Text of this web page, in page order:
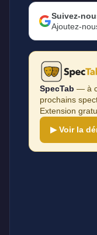
Suivez-
Ajoutez-
SpecTab — à
prochains
Extension
▶ Voir la